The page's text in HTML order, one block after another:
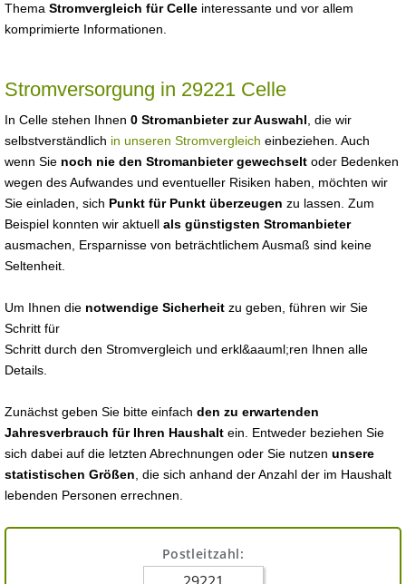
Thema Stromvergleich für Celle interessante und vor allem
komprimierte Informationen.
Stromversorgung in 29221 Celle
In Celle stehen Ihnen 0 Stromanbieter zur Auswahl , die wir
selbstverständlich in unseren Stromvergleich einbeziehen. Auch
wenn Sie noch nie den Stromanbieter gewechselt oder Bedenken
wegen des Aufwandes und eventueller Risiken haben, möchten wir
Sie einladen, sich Punkt für Punkt überzeugen zu lassen. Zum
Beispiel konnten wir aktuell als günstigsten Stromanbieter
ausmachen, Ersparnisse von beträchtlichem Ausmaß sind keine
Seltenheit.
Um Ihnen die notwendige Sicherheit zu geben, führen wir Sie
Schritt für
Schritt durch den Stromvergleich und erkl&aauml;ren Ihnen alle
Details.
Zunächst geben Sie bitte einfach den zu erwartenden
Jahresverbrauch für Ihren Haushalt ein. Entweder beziehen Sie
sich dabei auf die letzten Abrechnungen oder Sie nutzen unsere
statistischen Größen , die sich anhand der Anzahl der im Haushalt
lebenden Personen errechnen.
Postleitzahl: